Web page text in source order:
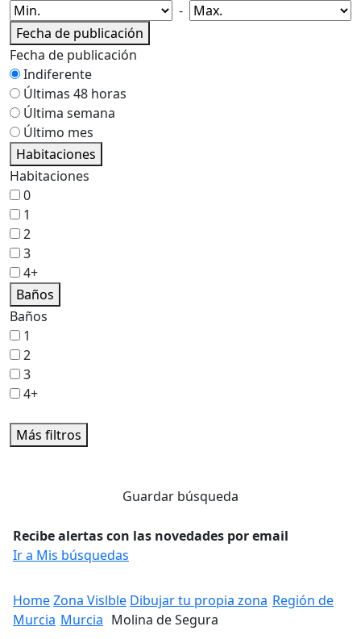
-
Fecha de publicación
Fecha de publicación
Indiferente
Últimas 48 horas
Última semana
Último mes
Habitaciones
Habitaciones
0
1
2
3
4+
Baños
Baños
1
2
3
4+
Más filtros
Guardar búsqueda
Recibe alertas con las novedades por email
Ir a Mis búsquedas
HomeZona Vislble Dibujar tu propia zona Región de
Murcia Murcia Molina de Segura